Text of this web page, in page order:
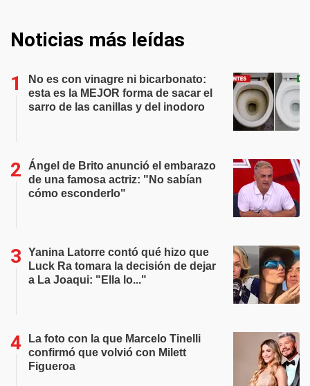
Noticias más leídas
No es con vinagre ni bicarbonato:
esta es la MEJOR forma de sacar el
sarro de las canillas y del inodoro
Ángel de Brito anunció el embarazo
de una famosa actriz: "No sabían
cómo esconderlo"
Yanina Latorre contó qué hizo que
Luck Ra tomara la decisión de dejar
a La Joaqui: "Ella lo..."
La foto con la que Marcelo Tinelli
confirmó que volvió con Milett
Figueroa